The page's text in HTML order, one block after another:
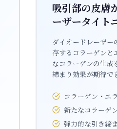
吸引部の皮膚
ーザータイト
ダイオードレーザー
存するコラーゲンと
なコラーゲンの生成
締まり効果が期待で
コラーゲン・エ
新たなコラーゲ
弾力的な引き締